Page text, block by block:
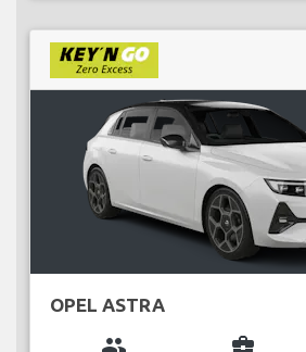
OPEL ASTRA
group business_center